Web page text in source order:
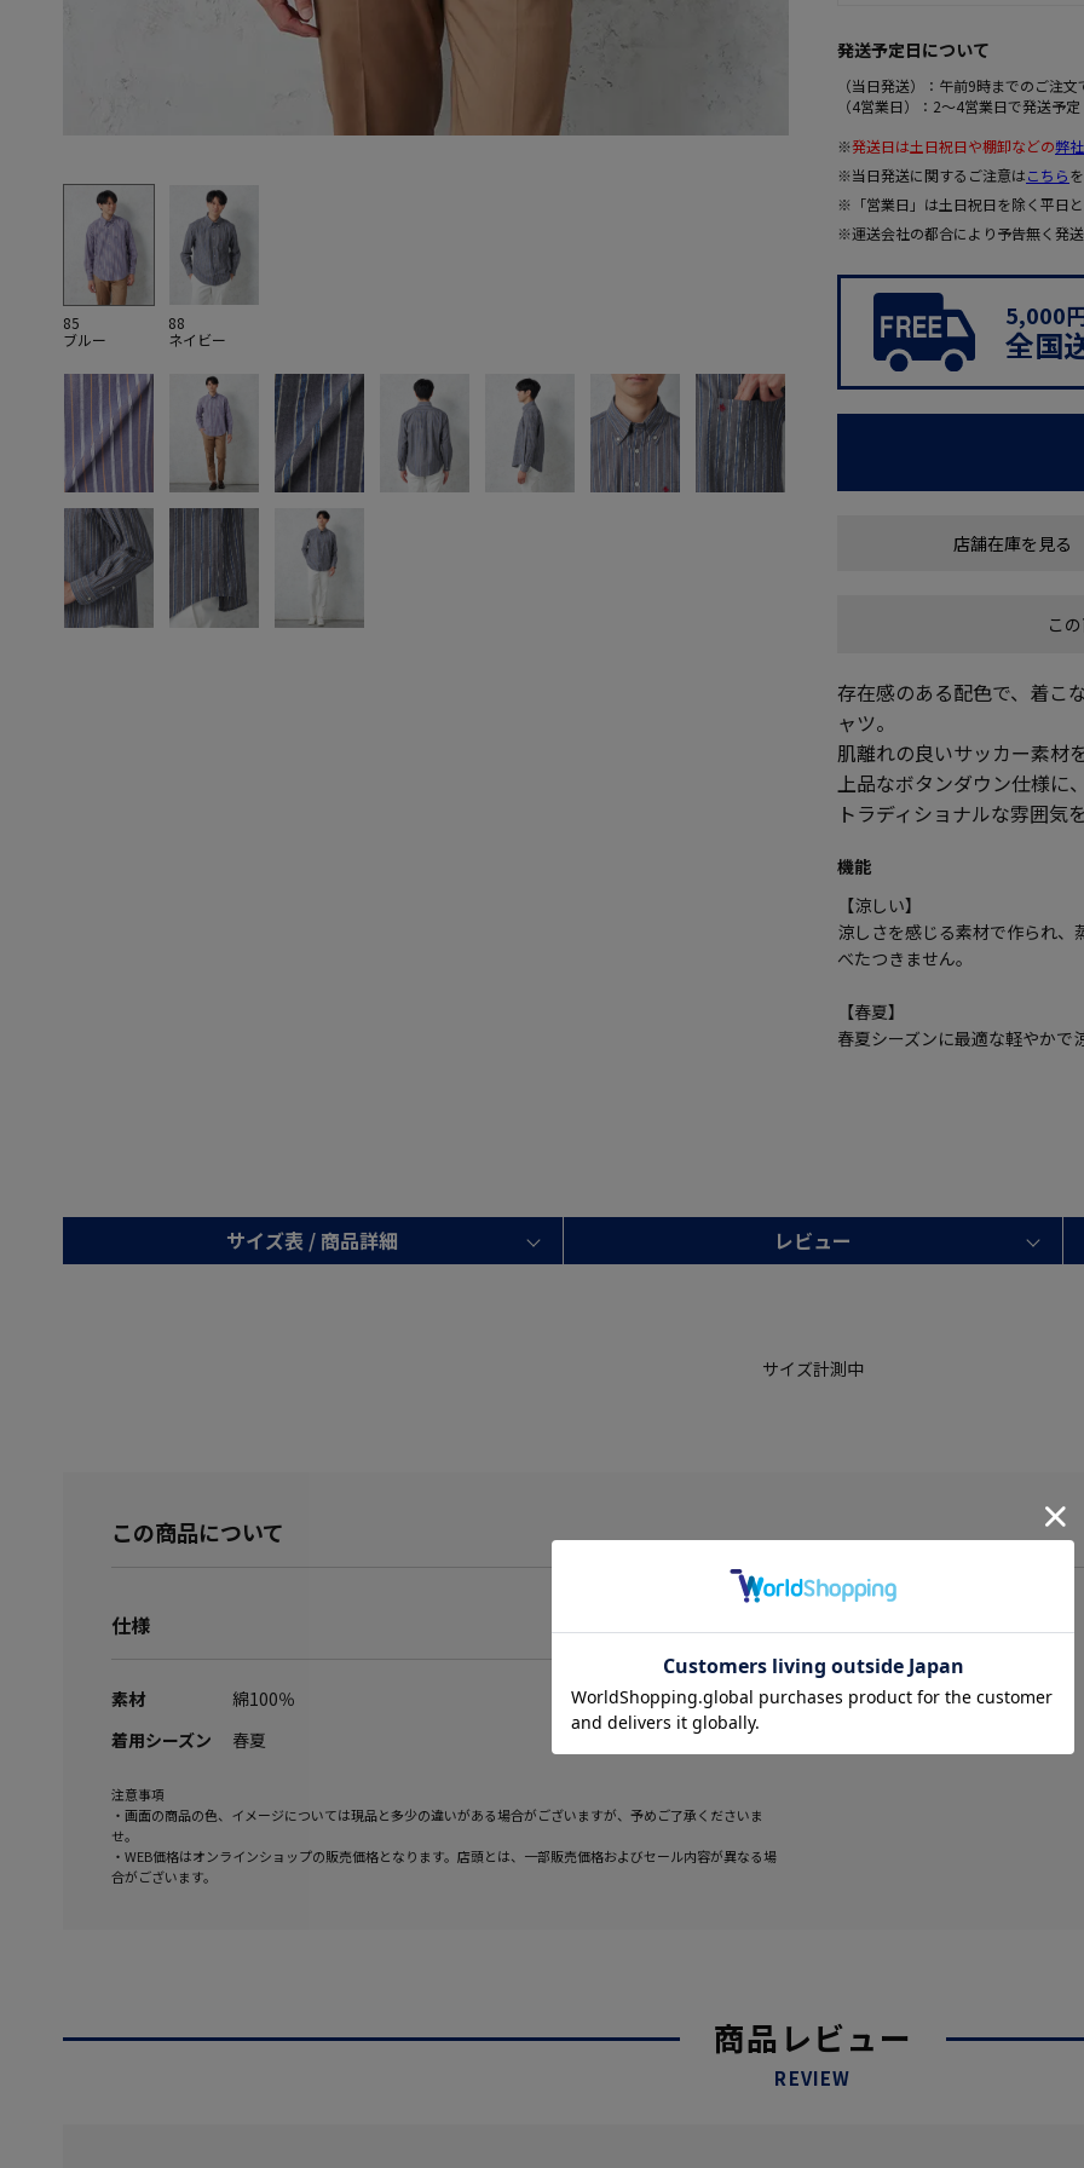
85
ブルー
88
ネイビー
発送予定日について
（当日発送）：午前9時までのご注
（4営業日）：2～4営業日で発送予定
※発送日は土日祝日や棚卸などの弊
※当日発送に関するご注意はこちら
※「営業日」は土日祝日を除く平日
※運送会社の都合により予告無く発
5,000
全国
店舗在庫を見る
こ
存在感のある配色で、着こ
ャツ。
肌離れの良いサッカー素材
上品なボタンダウン仕様に
トラディショナルな雰囲気
機能
【涼しい】
涼しさを感じる素材で作られ、
べたつきません。
【春夏】
春夏シーズンに最適な軽やかで
サイズ表 / 商品詳細 レビュー
サイズ計測中
この商品について
仕様
素材
綿100％
着用シーズン
春夏
注意事項
・画面の商品の色、イメージについては現品と多少の違いがある場合がございますが、予めご了承くださいま
せ。
・WEB価格はオンラインショップの販売価格となります。店頭とは、一部販売価格およびセール内容が異なる場
合がございます。
商品レビュー
REVIEW